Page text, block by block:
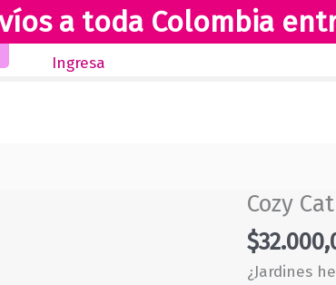
a toda Colombia
Inicio Novedades Revista Club
Ingresa
Cozy
$
¿Jardines